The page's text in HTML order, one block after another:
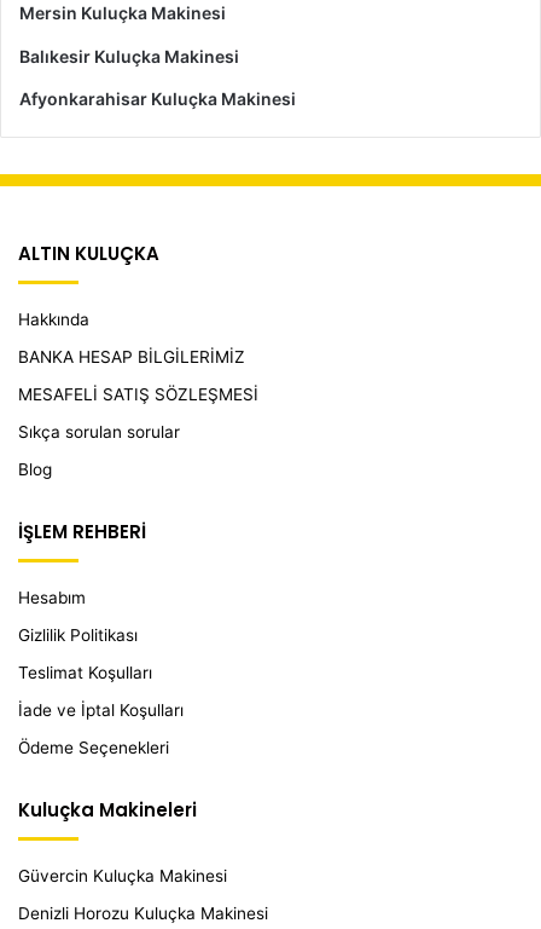
Mersin Kuluçka Makinesi
Balıkesir Kuluçka Makinesi
Afyonkarahisar Kuluçka Makinesi
ALTIN KULUÇKA
Hakkında
BANKA HESAP BİLGİLERİMİZ
MESAFELİ SATIŞ SÖZLEŞMESİ
Sıkça sorulan sorular
Blog
İŞLEM REHBERİ
Hesabım
Gizlilik Politikası
Teslimat Koşulları
İade ve İptal Koşulları
Ödeme Seçenekleri
Kuluçka Makineleri
Güvercin Kuluçka Makinesi
Denizli Horozu Kuluçka Makinesi